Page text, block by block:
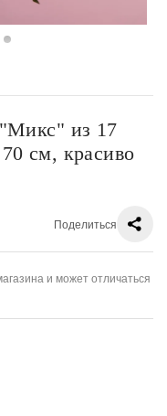
из 17
см, красиво
Поделиться
и может отличаться